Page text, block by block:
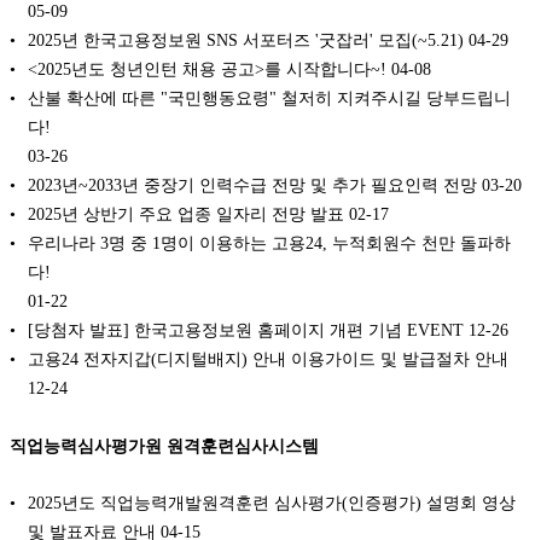
05-09
2025년 한국고용정보원 SNS 서포터즈 '굿잡러' 모집(~5.21) 04-29
<2025년도 청년인턴 채용 공고>를 시작합니다~! 04-08
산불 확산에 따른 "국민행동요령" 철저히 지켜주시길 당부드립니
다!
03-26
2023년~2033년 중장기 인력수급 전망 및 추가 필요인력 전망 03-20
2025년 상반기 주요 업종 일자리 전망 발표 02-17
우리나라 3명 중 1명이 이용하는 고용24, 누적회원수 천만 돌파하
다!
01-22
[당첨자 발표] 한국고용정보원 홈페이지 개편 기념 EVENT 12-26
고용24 전자지갑(디지털배지) 안내 이용가이드 및 발급절차 안내
12-24
직업능력심사평가원 원격훈련심사시스템
2025년도 직업능력개발원격훈련 심사평가(인증평가) 설명회 영상
및 발표자료 안내 04-15